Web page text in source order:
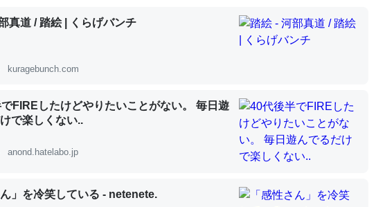
1程度。
:: 【研究発表】昆虫学の大問題＝「昆虫はなぜ海にいないのか」に関する新仮説
真道 / 踏絵 | くらげバンチ
kuragebunch.com
FIREしたけどやりたいことがない。 毎日遊
で楽しくない..
anond.hatelabo.jp
ん」を冷笑している - netenete.